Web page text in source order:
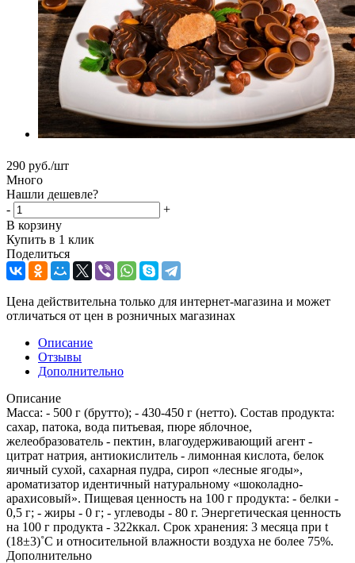
290 руб./шт
Много
Нашли дешевле?
-
+
В корзину
Купить в 1 клик
Поделиться
Цена действительна только для интернет-магазина и может
отличаться от цен в розничных магазинах
Описание
Отзывы
Дополнительно
Описание
Масса: - 500 г (брутто); - 430-450 г (нетто). Состав продукта:
сахар, патока, вода питьевая, пюре яблочное,
желеобразователь - пектин, влагоудерживающий агент -
цитрат натрия, антиокислитель - лимонная кислота, белок
яичный сухой, сахарная пудра, сироп «лесные ягоды»,
ароматизатор идентичный натуральному «шоколадно-
арахисовый». Пищевая ценность на 100 г продукта: - белки -
0,5 г; - жиры - 0 г; - углеводы - 80 г. Энергетическая ценность
на 100 г продукта - 322ккал. Срок хранения: 3 месяца при t
(18±3)˚С и относительной влажности воздуха не более 75%.
Дополнительно